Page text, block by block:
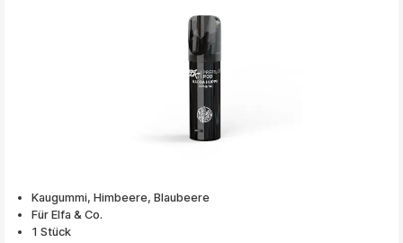
Kaugummi, Himbeere, Blaubeere
Für Elfa & Co.
1 Stück